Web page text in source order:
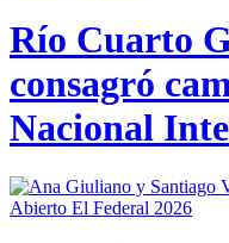
Río Cuarto
consagró
Nacional